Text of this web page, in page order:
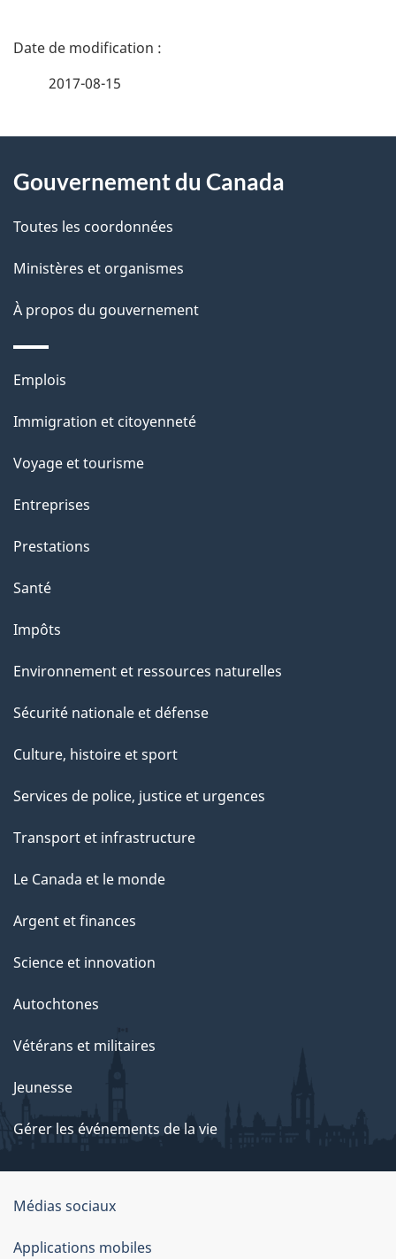
D
i
l
s
d
e
l
a
p
a
g
e
2017-08-15
propos
de
ce
site
Gouvernement du Canada
Toutes les coordonnées
Ministères et organismes
À propos du gouvernement
Thèmes
sujets
Emplois
Immigration et citoyenneté
Voyage et tourisme
Entreprises
Prestations
Santé
Impôts
Environnement et ressources naturelles
Sécurité nationale et défense
Culture, histoire et sport
Services de police, justice et urgences
Transport et infrastructure
Le Canada et le monde
Argent et finances
Science et innovation
Autochtones
Vétérans et militaires
Jeunesse
Gérer les événements de la vie
Organisation
du
Médias sociaux
Applications mobiles